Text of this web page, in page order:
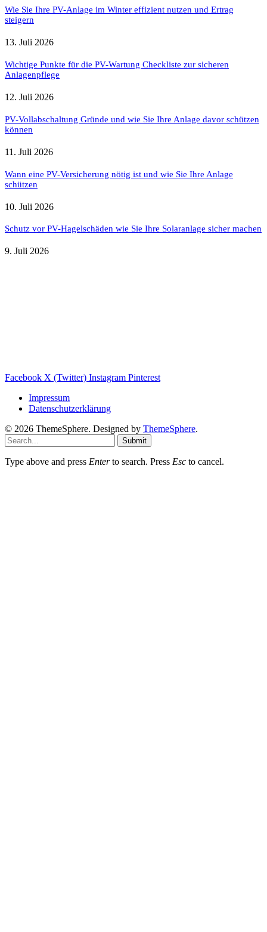
Wie Sie Ihre PV-Anlage im Winter effizient nutzen und Ertrag
steigern
13. Juli 2026
Wichtige Punkte für die PV-Wartung Checkliste zur sicheren
Anlagenpflege
12. Juli 2026
PV-Vollabschaltung Gründe und wie Sie Ihre Anlage davor schützen
können
11. Juli 2026
Wann eine PV-Versicherung nötig ist und wie Sie Ihre Anlage
schützen
10. Juli 2026
Schutz vor PV-Hagelschäden wie Sie Ihre Solaranlage sicher machen
9. Juli 2026
Facebook X (Twitter) Instagram Pinterest
Impressum
Datenschutzerklärung
© 2026 ThemeSphere. Designed by ThemeSphere.
Submit
Type above and press Enterto search. Press Esc to cancel.